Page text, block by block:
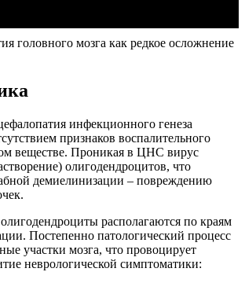
головного мозга как редкое осложнение
инфекционного генеза
признаков воспалительного
веществе. Проникая в ЦНС вирус
олигодендроцитов, что
демиелинизации – повреждению
располагаются по краям
Постепенно патологический процесс
участки мозга, что провоцирует
неврологической симптоматики: